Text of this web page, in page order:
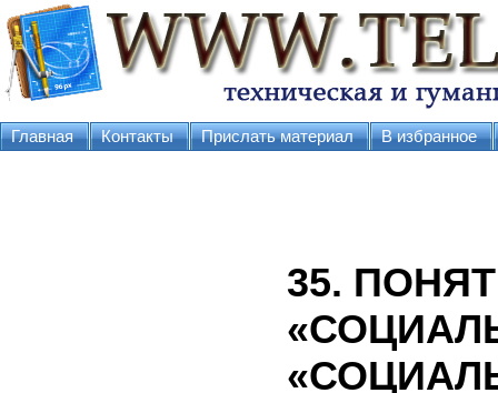
Главная Контакты Прислать материал В избранное
35.